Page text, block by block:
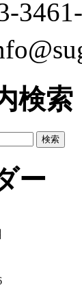
検索
ー